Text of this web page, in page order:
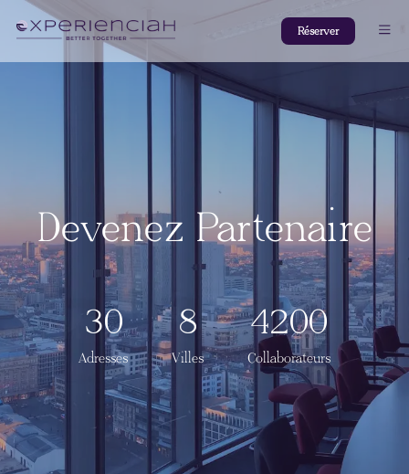
Réserver
Devenez Partenaire
30
Adresses
8
Villes
4200
Collaborateurs